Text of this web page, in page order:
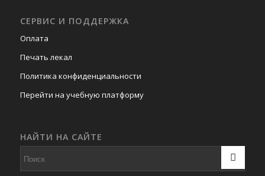
СЕРВИС И ПОДДЕРЖКА
Оплата
Печать лекал
Политика конфиденциальности
Перейти на учебную платформу
НАЙТИ НА САЙТЕ